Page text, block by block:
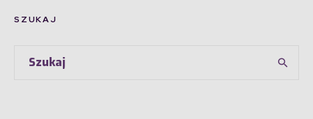
SZUKAJ